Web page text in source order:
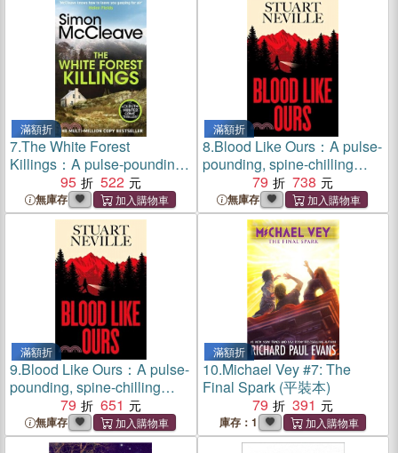
滿額折
7.The White Forest
Killings：A pulse-pounding
detective thriller novel from
the beloved Welsh crime
author
95 522
無庫存
滿額折
8.Blood Like Ours：A pulse-
pounding, spine-chilling
journey into the dark.
'Neville might well be
Stephen King's rightful heir'
(Will Dean)
79 738
無庫存
滿額折
9.Blood Like Ours：A pulse-
pounding, spine-chilling
journey into the dark.
'Neville might well be
Stephen King's rightful heir'
79 651
無庫存
滿額折
10.Michael Vey #7: The
Final Spark (平裝本)
79
391
庫存：1